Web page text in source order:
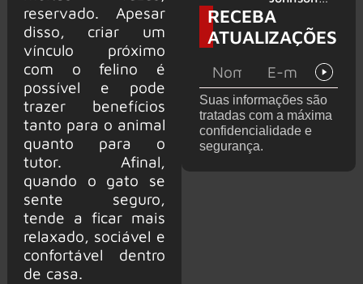
reservado. Apesar
disso, criar um
vínculo próximo
com o felino é
possível e pode
trazer benefícios
tanto para o animal
quanto para o
tutor. Afinal,
quando o gato se
sente seguro,
tende a ficar mais
relaxado, sociável e
confortável dentro
de casa.
supergrupo
Kings of
Chaos nos
Unidos
quase é
atingido
por canhão
RECEBA
ATUALIZAÇÕES
Suas informações são
tratadas com a máxima
confidencialidade e
segurança.